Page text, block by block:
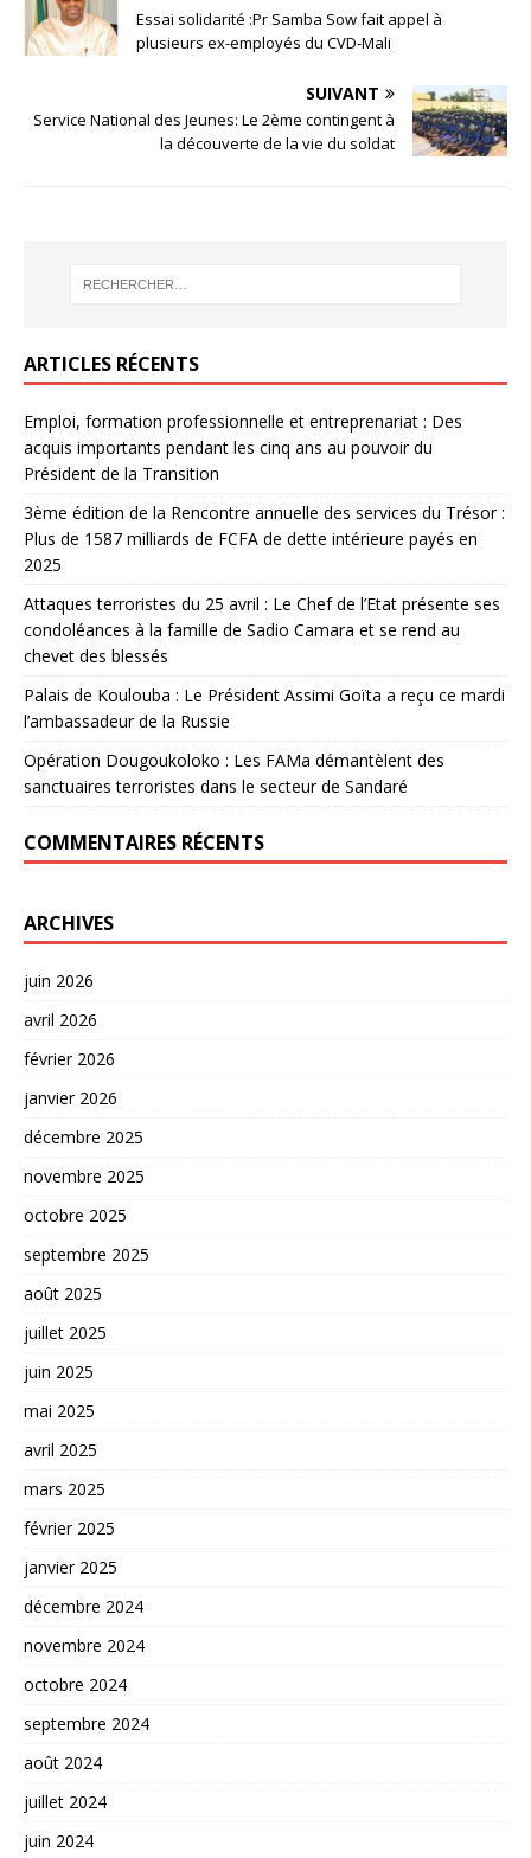
Essai solidarité :Pr Samba Sow fait appel à
plusieurs ex-employés du CVD-Mali
SUIVANT
Service National des Jeunes: Le 2ème contingent à
la découverte de la vie du soldat
ARTICLES RÉCENTS
Emploi, formation professionnelle et entreprenariat : Des
acquis importants pendant les cinq ans au pouvoir du
Président de la Transition
3ème édition de la Rencontre annuelle des services du Trésor :
Plus de 1587 milliards de FCFA de dette intérieure payés en
2025
Attaques terroristes du 25 avril : Le Chef de l’Etat présente ses
condoléances à la famille de Sadio Camara et se rend au
chevet des blessés
Palais de Koulouba : Le Président Assimi Goïta a reçu ce mardi
l’ambassadeur de la Russie
Opération Dougoukoloko : Les FAMa démantèlent des
sanctuaires terroristes dans le secteur de Sandaré
COMMENTAIRES RÉCENTS
ARCHIVES
juin 2026
avril 2026
février 2026
janvier 2026
décembre 2025
novembre 2025
octobre 2025
septembre 2025
août 2025
juillet 2025
juin 2025
mai 2025
avril 2025
mars 2025
février 2025
janvier 2025
décembre 2024
novembre 2024
octobre 2024
septembre 2024
août 2024
juillet 2024
juin 2024